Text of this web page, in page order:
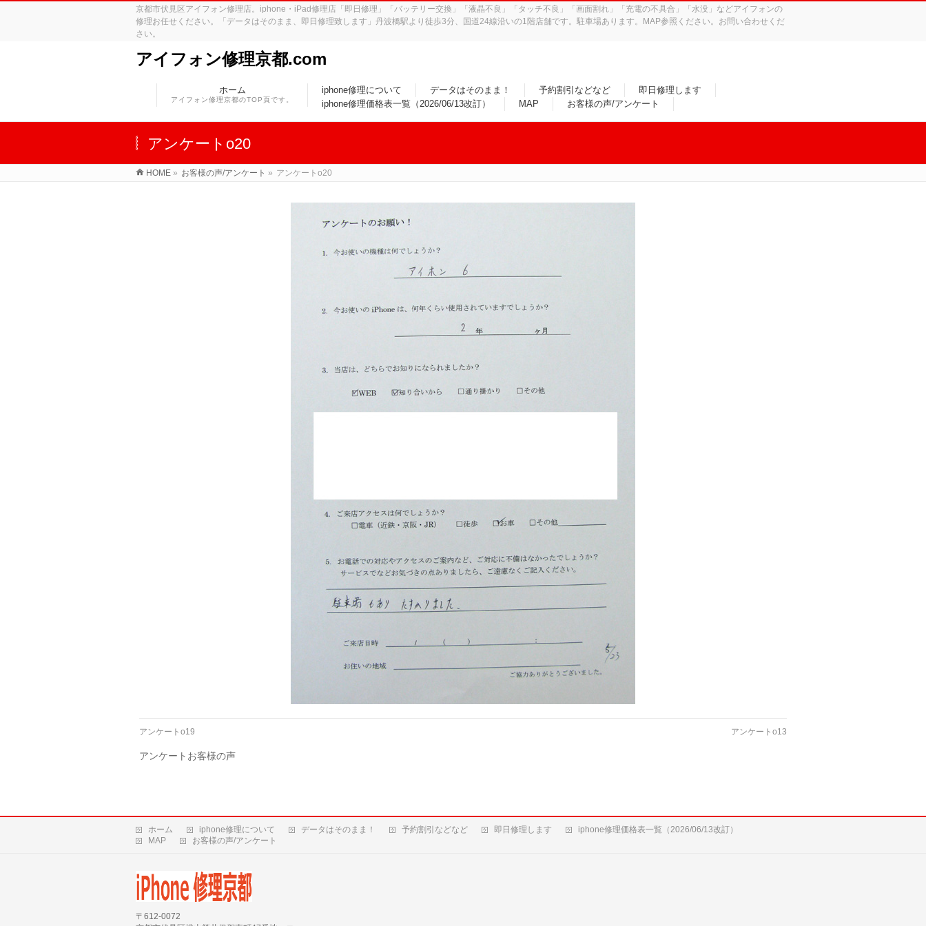
京都市伏見区アイフォン修理店。iphone・iPad修理店「即日修理」「バッテリー交換」「液晶不良」「タッチ不良」「画面割れ」「充電の不具合」「水没」などアイフォンの
修理お任せください。「データはそのまま、即日修理致します」丹波橋駅より徒歩3分、国道24線沿いの1階店舗です。駐車場あります。MAP参照ください。お問い合わせくだ
さい。
アイフォン修理京都.com
ホーム
アイフォン修理京都のTOP頁です。
iphone修理について データはそのまま！ 予約割引などなど
即日修理します
iphone修理価格表一覧（2026/06/13改訂）
MAP お客様の声/アンケート
アンケートo20
HOME » お客様の声/アンケート » アンケートo20
アンケートo19 アンケートo13
アンケートお客様の声
ホーム iphone修理について データはそのまま！ 予約割引などなど 即日修理します
iphone修理価格表一覧（2026/06/13改訂）
MAP
お客様の声/アンケート
〒612-0072